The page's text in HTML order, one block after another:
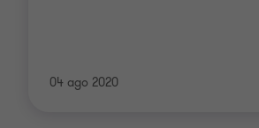
04 ago 2020